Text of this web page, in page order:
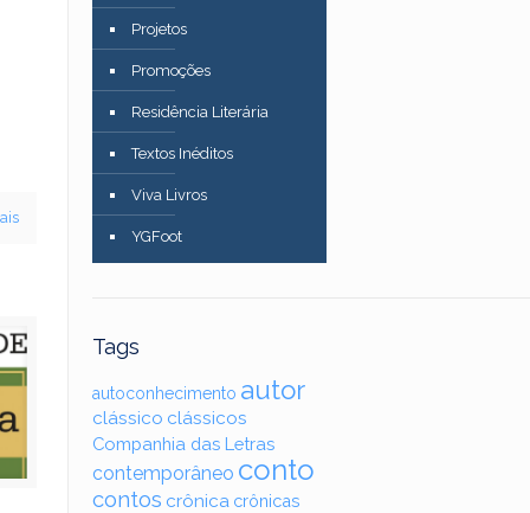
Projetos
Promoções
Residência Literária
Textos Inéditos
Viva Livros
YGFoot
Tags
autoconhecimento autor
clássico clássicos
Companhia das Letras
contemporâneo conto
contos crônica crônicas